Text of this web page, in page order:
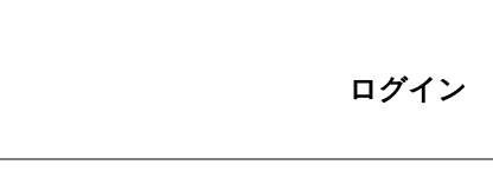
ログイン